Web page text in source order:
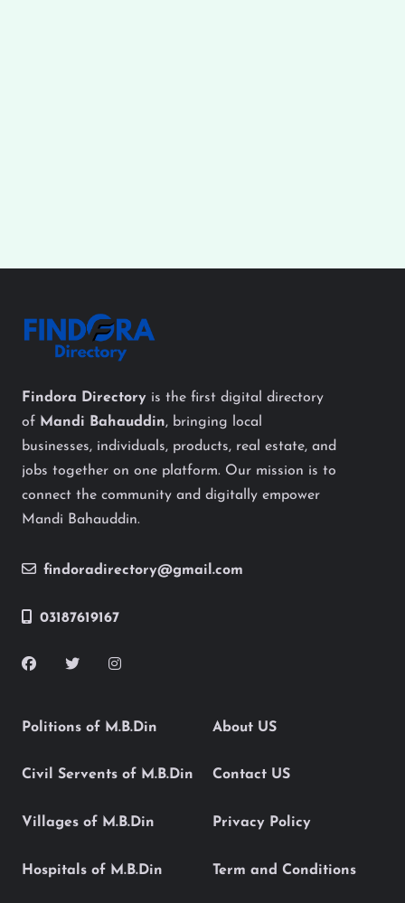
Findora Directory is the first digital directory
of Mandi Bahauddin, bringing local
businesses, individuals, products, real estate, and
jobs together on one platform. Our mission is to
connect the community and digitally empower
Mandi Bahauddin.
findoradirectory@gmail.com
03187619167
Politions of M.B.Din
Civil Servents of M.B.Din
Villages of M.B.Din
Hospitals of M.B.Din
About US
Contact US
Privacy Policy
Term and Conditions